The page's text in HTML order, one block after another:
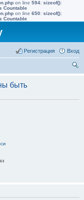
on line 594: sizeof():
Countable
on line 650: sizeof():
Countable
Вход
Регистрация
быть